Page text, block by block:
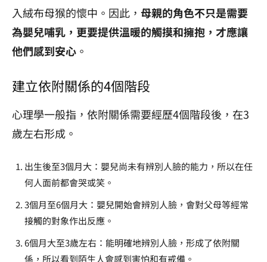
入絨布母猴的懷中。因此， 母親的角色不只是需要
為嬰兒哺乳，更要提供溫暖的觸摸和擁抱，才應讓
他們感到安心 。
建立依附關係的4個階段
心理學一般指，依附關係需要經歷4個階段後，在3
歲左右形成。
出生後至3個月大：嬰兒尚未有辨別人臉的能力，所以在任
何人面前都會哭或笑。
3個月至6個月大：嬰兒開始會辨別人臉，會對父母等經常
接觸的對象作出反應。
6個月大至3歲左右：能明確地辨別人臉，形成了依附關
係，所以看到陌生人會感到害怕和有戒備。